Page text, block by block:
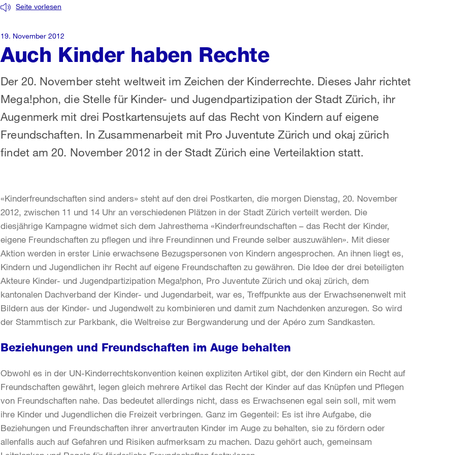
Auch Kinder haben Rechte
Seite vorlesen
Der 20. November steht weltweit im Zeichen der Kinderrechte. Dieses Jahr richtet
Mega!phon, die Stelle für Kinder- und Jugendpartizipation der Stadt Zürich, ihr
Augenmerk mit drei Postkartensujets auf das Recht von Kindern auf eigene
Freundschaften. In Zusammenarbeit mit Pro Juventute Zürich und okaj zürich
findet am 20. November 2012 in der Stadt Zürich eine Verteilaktion statt.
19. November 2012
«Kinderfreundschaften sind anders» steht auf den drei Postkarten, die morgen Dienstag, 20. November
2012, zwischen 11 und 14 Uhr an verschiedenen Plätzen in der Stadt Zürich verteilt werden. Die
diesjährige Kampagne widmet sich dem Jahresthema «Kinderfreundschaften – das Recht der Kinder,
eigene Freundschaften zu pflegen und ihre Freundinnen und Freunde selber auszuwählen». Mit dieser
Aktion werden in erster Linie erwachsene Bezugspersonen von Kindern angesprochen. An ihnen liegt es,
Kindern und Jugendlichen ihr Recht auf eigene Freundschaften zu gewähren. Die Idee der drei beteiligten
Akteure Kinder- und Jugendpartizipation Mega!phon, Pro Juventute Zürich und okaj zürich, dem
kantonalen Dachverband der Kinder- und Jugendarbeit, war es, Treffpunkte aus der Erwachsenenwelt mit
Bildern aus der Kinder- und Jugendwelt zu kombinieren und damit zum Nachdenken anzuregen. So wird
der Stammtisch zur Parkbank, die Weltreise zur Bergwanderung und der Apéro zum Sandkasten.
Beziehungen und Freundschaften im Auge behalten
Obwohl es in der UN-Kinderrechtskonvention keinen expliziten Artikel gibt, der den Kindern ein Recht auf
Freundschaften gewährt, legen gleich mehrere Artikel das Recht der Kinder auf das Knüpfen und Pflegen
von Freundschaften nahe. Das bedeutet allerdings nicht, dass es Erwachsenen egal sein soll, mit wem
ihre Kinder und Jugendlichen die Freizeit verbringen. Ganz im Gegenteil: Es ist ihre Aufgabe, die
Beziehungen und Freundschaften ihrer anvertrauten Kinder im Auge zu behalten, sie zu fördern oder
allenfalls auch auf Gefahren und Risiken aufmerksam zu machen. Dazu gehört auch, gemeinsam